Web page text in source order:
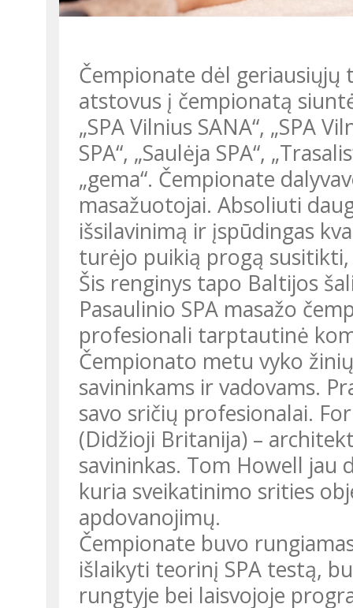
Čempionate dėl geriausiųjų
atstovus į čempionatą
„SPA Vilnius SANA“, „SPA
SPA“, „Saulėja SPA“,
„gema“. Čempionate
masažuotojai. Absoliuti
išsilavinimą ir įspūdingas
turėjo puikią progą
Šis renginys tapo Baltijos
Pasaulinio SPA masažo
profesionali tarptautinė
Čempionato metu vyko
savininkams ir vadovams.
savo sričių profesionalai.
(Didžioji Britanija) –
savininkas. Tom Howell jau
kuria sveikatinimo srities
apdovanojimų.
Čempionate buvo
išlaikyti teorinį SPA testą,
rungtyje bei laisvojoje